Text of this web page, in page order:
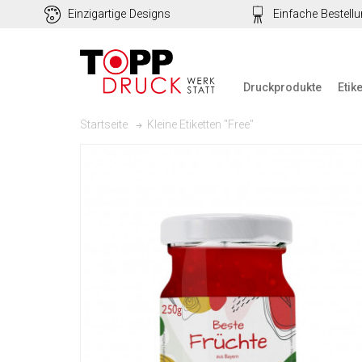
Einzigartige Designs Einfache
Druckprodukte
Startseite Kleine Etiketten "Free"